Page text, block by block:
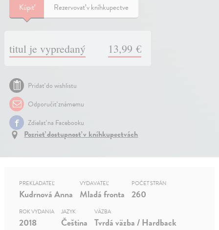
Kúpiť Rezervovať v kníhkupectve
titul je vypredaný 13,99 €
Pridať do wishlistu
Odporučiť známemu
Zdielať na Facebooku
Pozrieť dostupnosť v kníhkupectvách
PREKLADATEĽ
Kudrnová Anna
VYDAVATEĽ
Mladá fronta
POČET STRÁN
260
ROK VYDANIA
2018
JAZYK
Čeština
VÄZBA
Tvrdá väzba / Hardback